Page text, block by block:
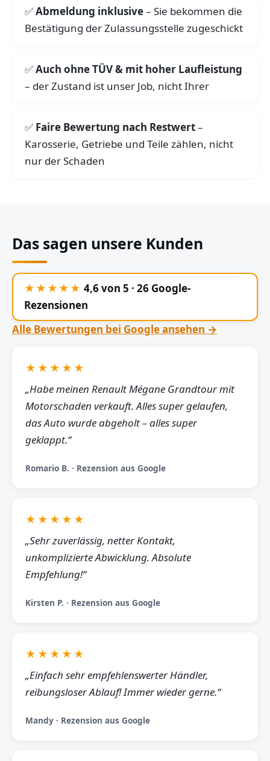
Abmeldung inklusive– Sie bekommen die
Bestätigung der Zulassungsstelle zugeschickt
Auch ohne TÜV & mit hoher Laufleistung
– der Zustand ist unser Job, nicht Ihrer
Faire Bewertung nach Restwert–
Karosserie, Getriebe und Teile zählen, nicht
nur der Schaden
Das sagen unsere Kunden
★★★★★ 4,6 von 5 · 26 Google-
Rezensionen
Alle Bewertungen bei Google ansehen →
★★★★★
„Habe meinen Renault Mégane Grandtour mit
Motorschaden verkauft. Alles super gelaufen,
das Auto wurde abgeholt – alles super
geklappt.“
Romario B. · Rezension aus Google
★★★★★
„Sehr zuverlässig, netter Kontakt,
unkomplizierte Abwicklung. Absolute
Empfehlung!“
Kirsten P. · Rezension aus Google
★★★★★
„Einfach sehr empfehlenswerter Händler,
reibungsloser Ablauf! Immer wieder gerne.“
Mandy · Rezension aus Google